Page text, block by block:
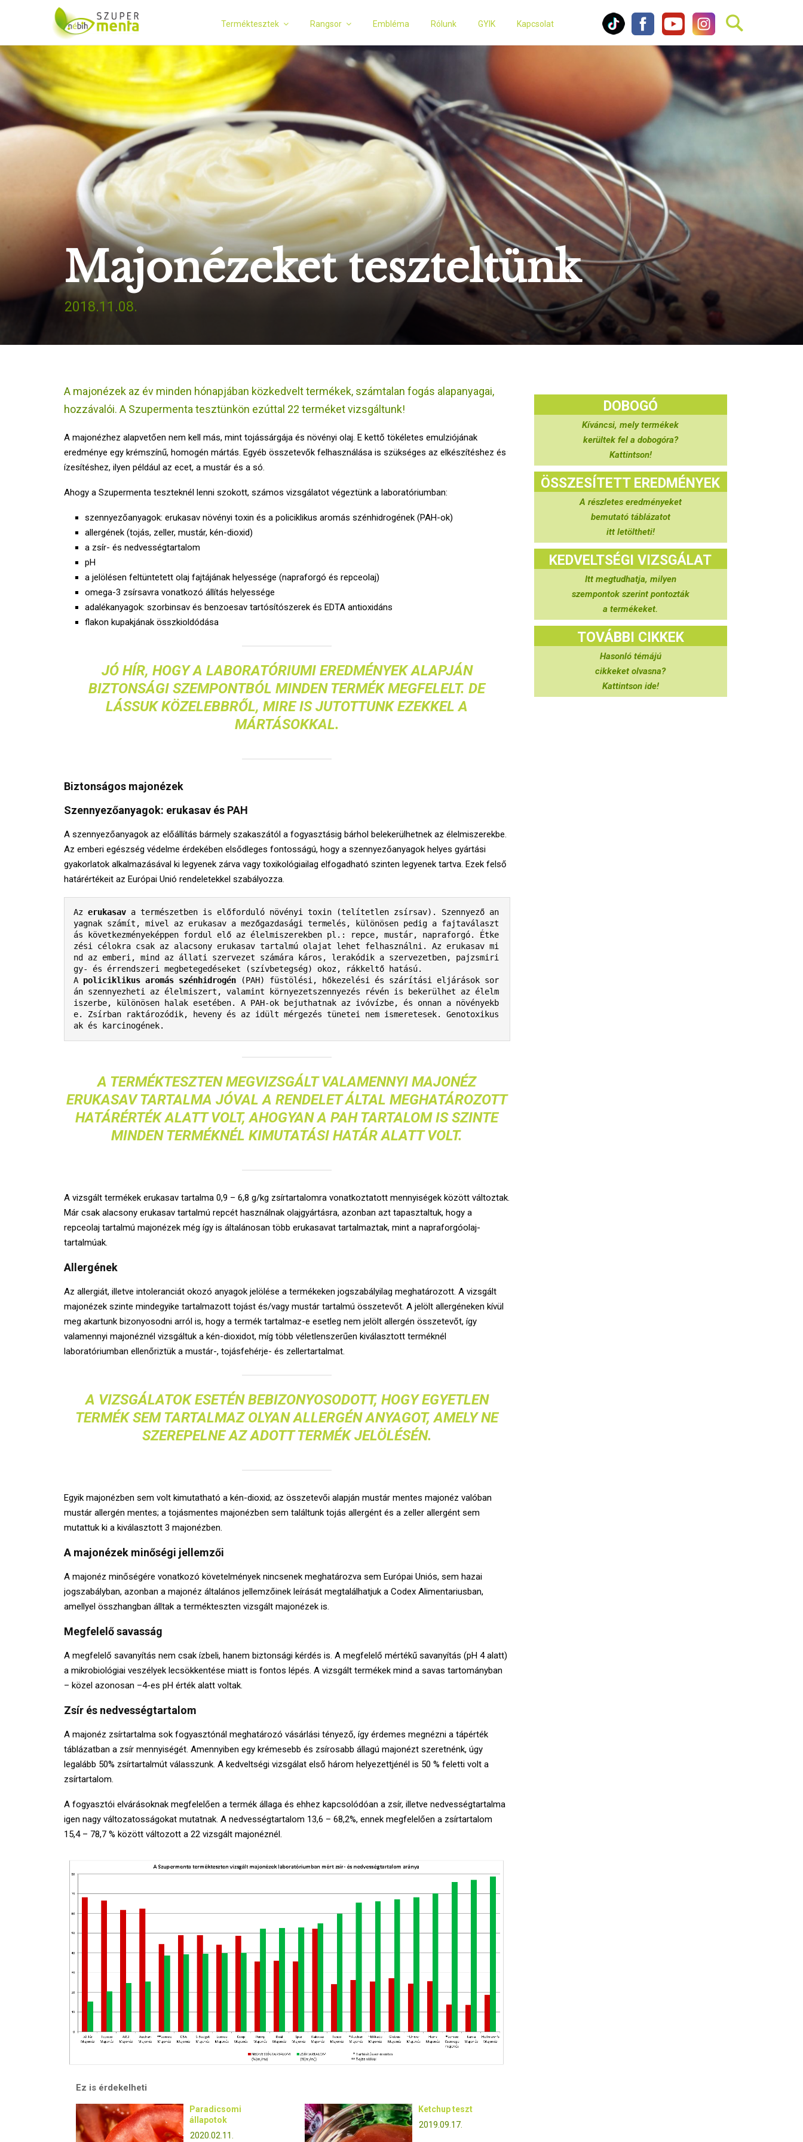
Terméktesztek Rangsor Embléma Rólunk GYIK Kapcsolat
Majonézeket teszteltünk
2018.11.08.
A majonézek az év minden hónapjában közkedvelt termékek, számtalan fogás alapanyagai,
hozzávalói. A Szupermenta tesztünkön ezúttal 22 terméket vizsgáltunk!
A majonézhez alapvetően nem kell más, mint tojássárgája és növényi olaj. E kettő tökéletes emulziójának
eredménye egy krémszínű, homogén mártás. Egyéb összetevők felhasználása is szükséges az elkészítéshez és
ízesítéshez, ilyen például az ecet, a mustár és a só.
Ahogy a Szupermenta teszteknél lenni szokott, számos vizsgálatot végeztünk a laboratóriumban:
szennyezőanyagok: erukasav növényi toxin és a policiklikus aromás szénhidrogének (PAH-ok)
allergének (tojás, zeller, mustár, kén-dioxid)
a zsír- és nedvességtartalom
pH
a jelölésen feltüntetett olaj fajtájának helyessége (napraforgó és repceolaj)
omega-3 zsírsavra vonatkozó állítás helyessége
adalékanyagok: szorbinsav és benzoesav tartósítószerek és EDTA antioxidáns
flakon kupakjának összkioldódása
JÓ HÍR, HOGY A LABORATÓRIUMI EREDMÉNYEK ALAPJÁN
BIZTONSÁGI SZEMPONTBÓL MINDEN TERMÉK MEGFELELT. DE
LÁSSUK KÖZELEBBRŐL, MIRE IS JUTOTTUNK EZEKKEL A
MÁRTÁSOKKAL.
Biztonságos majonézek
Szennyezőanyagok: erukasav és PAH
A szennyezőanyagok az előállítás bármely szakaszától a fogyasztásig bárhol belekerülhetnek az élelmiszerekbe.
Az emberi egészség védelme érdekében elsődleges fontosságú, hogy a szennyezőanyagok helyes gyártási
gyakorlatok alkalmazásával ki legyenek zárva vagy toxikológiailag elfogadható szinten legyenek tartva. Ezek felső
határértékeit az Európai Unió rendeletekkel szabályozza.
Az erukasav a természetben is előforduló növényi toxin (telítetlen zsírsav). Szennyező an
yagnak számít, mivel az erukasav a mezőgazdasági termelés, különösen pedig a fajtaválaszt
ás következményeképpen fordul elő az élelmiszerekben pl.: repce, mustár, napraforgó. Étke
zési célokra csak az alacsony erukasav tartalmú olajat lehet felhasználni. Az erukasav mi
nd az emberi, mind az állati szervezet számára káros, lerakódik a szervezetben, pajzsmiri
gy- és érrendszeri megbetegedéseket (szívbetegség) okoz, rákkeltő hatású.
A policiklikus aromás szénhidrogén (PAH) füstölési, hőkezelési és szárítási eljárások sor
án szennyezheti az élelmiszert, valamint környezetszennyezés révén is bekerülhet az élelm
iszerbe, különösen halak esetében. A PAH-ok bejuthatnak az ivóvízbe, és onnan a növényekb
e. Zsírban raktározódik, heveny és az idült mérgezés tünetei nem ismeretesek. Genotoxikus
ak és karcinogének.
A TERMÉKTESZTEN MEGVIZSGÁLT VALAMENNYI MAJONÉZ
ERUKASAV TARTALMA JÓVAL A RENDELET ÁLTAL MEGHATÁROZOTT
HATÁRÉRTÉK ALATT VOLT, AHOGYAN A PAH TARTALOM IS SZINTE
MINDEN TERMÉKNÉL KIMUTATÁSI HATÁR ALATT VOLT.
A vizsgált termékek erukasav tartalma 0,9 – 6,8 g/kg zsírtartalomra vonatkoztatott mennyiségek között változtak.
Már csak alacsony erukasav tartalmú repcét használnak olajgyártásra, azonban azt tapasztaltuk, hogy a
repceolaj tartalmú majonézek még így is általánosan több erukasavat tartalmaztak, mint a napraforgóolaj-
tartalmúak.
Allergének
Az allergiát, illetve intoleranciát okozó anyagok jelölése a termékeken jogszabályilag meghatározott. A vizsgált
majonézek szinte mindegyike tartalmazott tojást és/vagy mustár tartalmú összetevőt. A jelölt allergéneken kívül
meg akartunk bizonyosodni arról is, hogy a termék tartalmaz-e esetleg nem jelölt allergén összetevőt, így
valamennyi majonéznél vizsgáltuk a kén-dioxidot, míg több véletlenszerűen kiválasztott terméknél
laboratóriumban ellenőriztük a mustár-, tojásfehérje- és zellertartalmat.
A VIZSGÁLATOK ESETÉN BEBIZONYOSODOTT, HOGY EGYETLEN
TERMÉK SEM TARTALMAZ OLYAN ALLERGÉN ANYAGOT, AMELY NE
SZEREPELNE AZ ADOTT TERMÉK JELÖLÉSÉN.
Egyik majonézben sem volt kimutatható a kén-dioxid; az összetevői alapján mustár mentes majonéz valóban
mustár allergén mentes; a tojásmentes majonézben sem találtunk tojás allergént és a zeller allergént sem
mutattuk ki a kiválasztott 3 majonézben.
A majonézek minőségi jellemzői
A majonéz minőségére vonatkozó követelmények nincsenek meghatározva sem Európai Uniós, sem hazai
jogszabályban, azonban a majonéz általános jellemzőinek leírását megtalálhatjuk a Codex Alimentariusban,
amellyel összhangban álltak a termékteszten vizsgált majonézek is.
Megfelelő savasság
A megfelelő savanyítás nem csak ízbeli, hanem biztonsági kérdés is. A megfelelő mértékű savanyítás (pH 4 alatt)
a mikrobiológiai veszélyek lecsökkentése miatt is fontos lépés. A vizsgált termékek mind a savas tartományban
– közel azonosan –4-es pH érték alatt voltak.
Zsír és nedvességtartalom
A majonéz zsírtartalma sok fogyasztónál meghatározó vásárlási tényező, így érdemes megnézni a tápérték
táblázatban a zsír mennyiségét. Amennyiben egy krémesebb és zsírosabb állagú majonézt szeretnénk, úgy
legalább 50% zsírtartalmút válasszunk. A kedveltségi vizsgálat első három helyezettjénél is 50 % feletti volt a
zsírtartalom.
A fogyasztói elvárásoknak megfelelően a termék állaga és ehhez kapcsolódóan a zsír, illetve nedvességtartalma
igen nagy változatosságokat mutatnak. A nedvességtartalom 13,6 – 68,2%, ennek megfelelően a zsírtartalom
15,4 – 78,7 % között változott a 22 vizsgált majonéznél.
Ez is érdekelheti
Paradicsomi
állapotok
2020.02.11.
Ketchup teszt
2019.09.17.
DOBOGÓ
Kíváncsi, mely termékek
kerültek fel a dobogóra?
Kattintson!
ÖSSZESÍTETT EREDMÉNYEK
A részletes eredményeket
bemutató táblázatot
itt letöltheti!
KEDVELTSÉGI VIZSGÁLAT
Itt megtudhatja, milyen
szempontok szerint pontozták
a termékeket.
TOVÁBBI CIKKEK
Hasonló témájú
cikkeket olvasna?
Kattintson ide!